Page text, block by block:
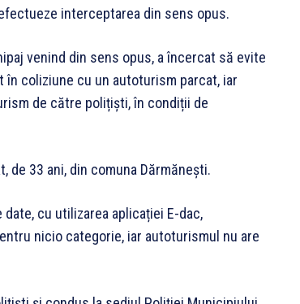
interceptarea din sens opus.
venind din sens opus, a încercat să evite
coliziune cu un autoturism parcat, iar
de către polițiști, în condiții de
33 ani, din comuna Dărmănești.
cu utilizarea aplicației E-dac,
nicio categorie, iar autoturismul nu are